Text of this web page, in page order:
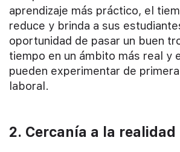
aprendizaje más práctico, el
reduce y brinda a sus
oportunidad de pasar un buen
tiempo en un ámbito más real y
pueden experimentar de
laboral.
2. Cercanía a la realidad